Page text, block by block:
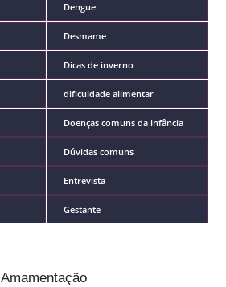
Dengue
Desmame
Dicas de inverno
dificuldade alimentar
Doenças comuns da infância
Dúvidas comuns
Entrevista
Gestante
Amamentação